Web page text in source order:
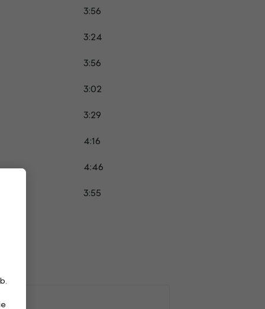
3:56
3:24
3:56
3:02
3:29
4:16
4:46
3:55